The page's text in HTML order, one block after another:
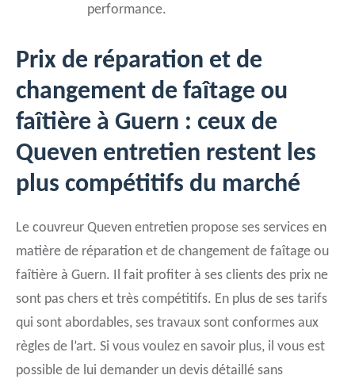
performance.
Prix de réparation et de
changement de faîtage ou
faîtière à Guern : ceux de
Queven entretien restent les
plus compétitifs du marché
Le couvreur Queven entretien propose ses services en
matière de réparation et de changement de faîtage ou
faîtière à Guern. Il fait profiter à ses clients des prix ne
sont pas chers et très compétitifs. En plus de ses tarifs
qui sont abordables, ses travaux sont conformes aux
règles de l’art. Si vous voulez en savoir plus, il vous est
possible de lui demander un devis détaillé sans